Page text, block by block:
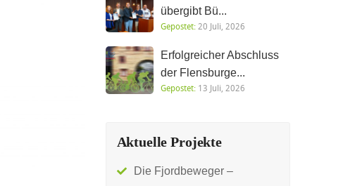
übergibt Bü...
Gepostet:20 Juli, 2026
Erfolgreicher Abschluss
der Flensburge...
Gepostet:13 Juli, 2026
Aktuelle Projekte
Die Fjordbeweger –